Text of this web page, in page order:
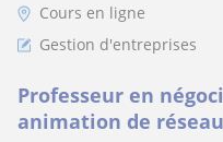
Cours en ligne
Gestion d'entreprises
Professeur en
animation de